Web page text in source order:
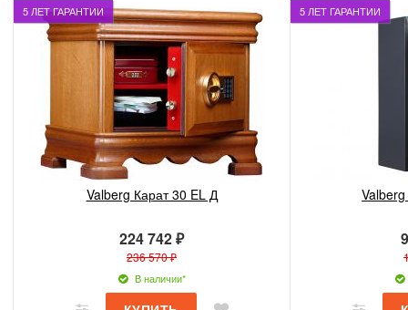
5 ЛЕТ ГАРАНТИИ
Valberg Карат 30 EL Д
224 742 ₽
236 570 ₽
В наличии*
5 ЛЕТ ГАРАНТИИ